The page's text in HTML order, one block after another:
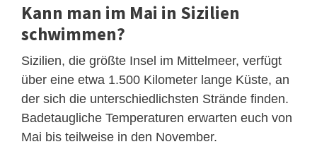
Kann man im Mai in Sizilien
schwimmen?
Sizilien, die größte Insel im Mittelmeer, verfügt
über eine etwa 1.500 Kilometer lange Küste, an
der sich die unterschiedlichsten Strände finden.
Badetaugliche Temperaturen erwarten euch von
Mai bis teilweise in den November.